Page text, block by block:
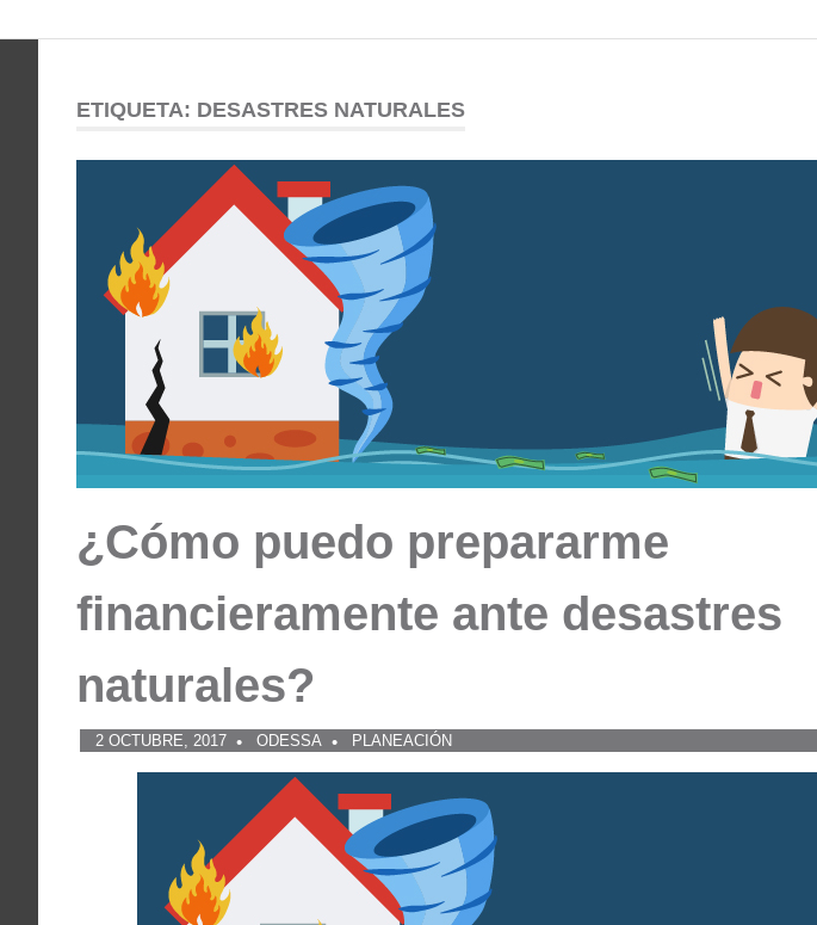
contenido
Comunidad
ODESSA
ETIQUETA: DESASTRES NATURALES
¿Cómo puedo prepararme
financieramente ante desastres
naturales?
2 OCTUBRE, 2017 ODESSA PLANEACIÓN